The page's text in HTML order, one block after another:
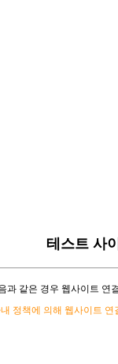
테스트 사
과 같은 경우 웹사이트 연
정책에 의해 웹사이트